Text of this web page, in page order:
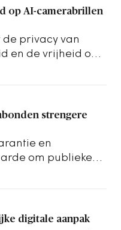
op AI-camerabrillen
de privacy van
en de vrijheid om
strengere
en
om publieke
digitale aanpak